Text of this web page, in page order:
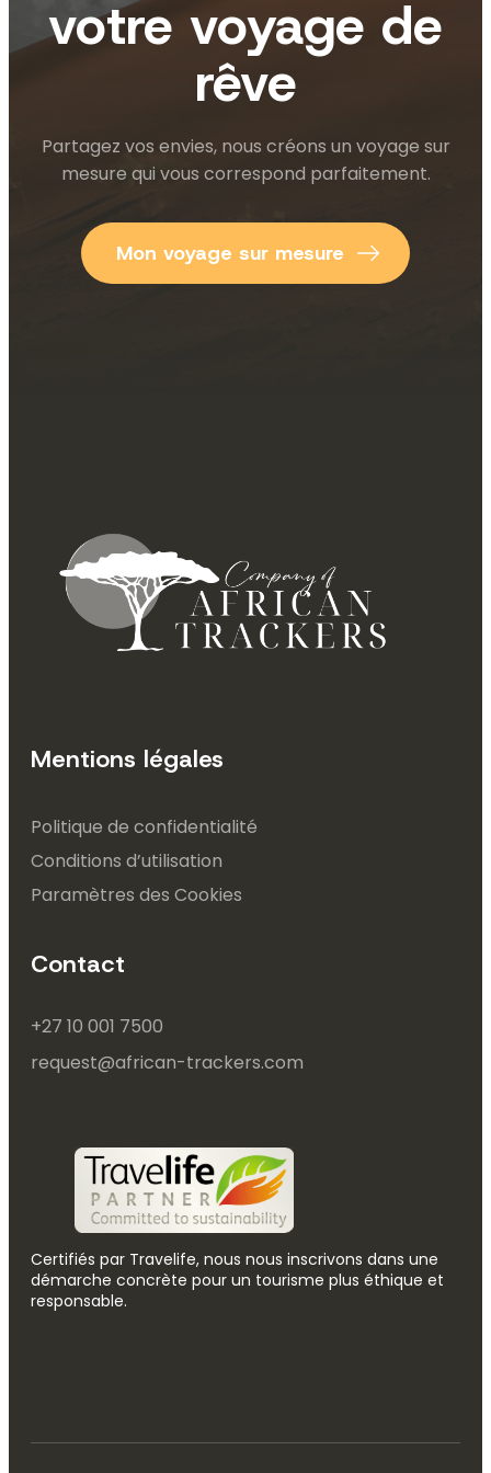
votre voyage de
rêve
Partagez vos envies, nous créons un voyage sur
mesure qui vous correspond parfaitement.
Mon voyage sur mesure
Mentions légales
Politique de confidentialité
Conditions d’utilisation
Paramètres des Cookies
Contact
+27 10 001 7500
request@african-trackers.com
Certifiés par Travelife, nous nous inscrivons dans une
démarche concrète pour un tourisme plus éthique et
responsable.